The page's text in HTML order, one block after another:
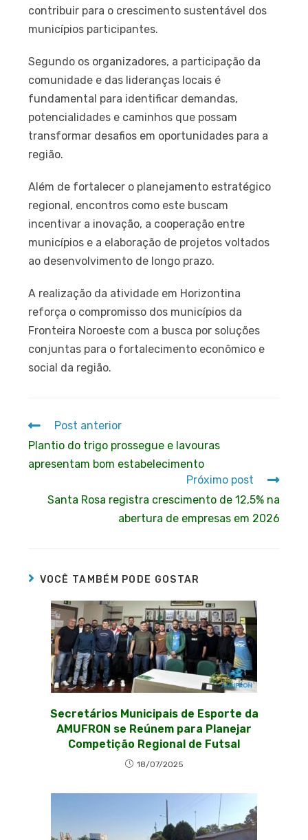
contribuir para o crescimento sustentável dos
municípios participantes.
Segundo os organizadores, a participação da
comunidade e das lideranças locais é
fundamental para identificar demandas,
potencialidades e caminhos que possam
transformar desafios em oportunidades para a
região.
Além de fortalecer o planejamento estratégico
regional, encontros como este buscam
incentivar a inovação, a cooperação entre
municípios e a elaboração de projetos voltados
ao desenvolvimento de longo prazo.
A realização da atividade em Horizontina
reforça o compromisso dos municípios da
Fronteira Noroeste com a busca por soluções
conjuntas para o fortalecimento econômico e
social da região.
Post anterior
Plantio do trigo prossegue e lavouras
apresentam bom estabelecimento
Próximo post
Santa Rosa registra crescimento de 12,5% na
abertura de empresas em 2026
VOCÊ TAMBÉM PODE GOSTAR
Secretários Municipais de Esporte da
AMUFRON se Reúnem para Planejar
Competição Regional de Futsal
18/07/2025